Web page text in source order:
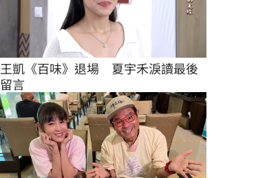
王凱《百味》退場　夏宇禾淚讀最後
留言